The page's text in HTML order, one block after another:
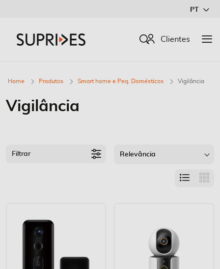
Conteúdo
PT
Procurar
Clientes
Home Produtos Smart home e Peq. Domésticos Vigilância
Vigilância
Filtrar